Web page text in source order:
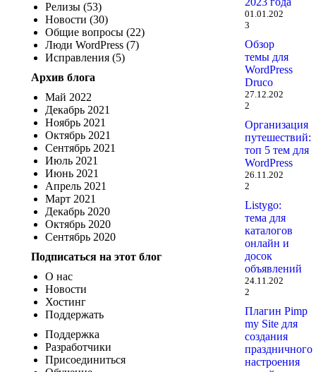
Релизы (53)
Новости (30)
Общие вопросы (22)
Люди WordPress (7)
Исправления (5)
Архив блога
Май 2022
Декабрь 2021
Ноябрь 2021
Октябрь 2021
Сентябрь 2021
Июль 2021
Июнь 2021
Апрель 2021
Март 2021
Декабрь 2020
Октябрь 2020
Сентябрь 2020
Подписаться на этот блог
О нас
Новости
Хостинг
Поддержать
Поддержка
Разработчики
Присоединиться
01.01.202
3
Обзор
темы для
WordPress
Druco
27.12.202
2
Организация
путешествий:
топ 5 тем для
WordPress
26.11.202
2
Listygo:
тема для
каталогов
онлайн и
досок
объявлений
24.11.202
2
Плагин Pimp
my Site для
создания
праздничного
настроения